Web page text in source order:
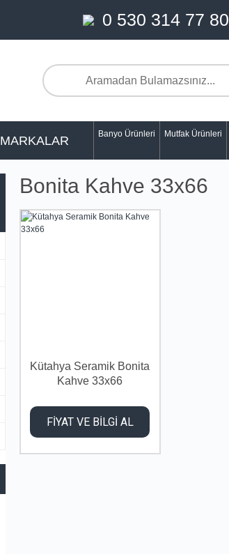
0 530 314 77 80
MARKALAR Banyo Ürünleri Mutfak Ürünleri
Bonita Kahve 33x66
Kütahya Seramik Bonita
Kahve 33x66
FİYAT VE BİLGİ AL